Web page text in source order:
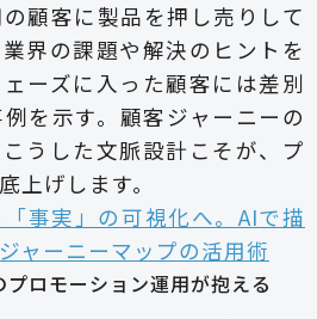
顧客に製品を押し売りして
界の課題や解決のヒントを
ーズに入った顧客には差別
を示す。顧客ジャーニーの
うした文脈設計こそが、プ
上げします。
事実」の可視化へ。AIで描
ャーニーマップの活用術
プロモーション運用が抱える